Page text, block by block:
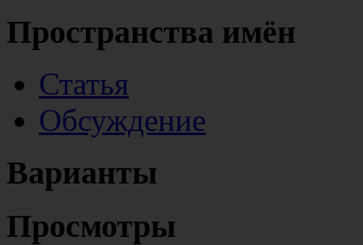
Пространства имён
Статья
Обсуждение
Варианты
Просмотры